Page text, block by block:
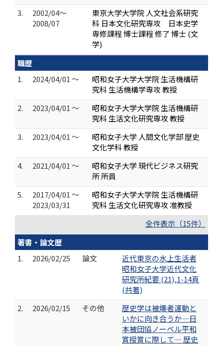
3.
2002/04～
2008/07
東京大学大学院 人文社会系研究
科 日本文化研究専攻 日本史学
専修課程 博士課程 修了 博士 (文
学)
職歴
1.
2024/04/01 ～
昭和女子大学大学院 生活機構研
究科 生活機構学専攻 教授
2.
2023/04/01 ～
昭和女子大学大学院 生活機構研
究科 生活文化研究専攻 教授
3.
2023/04/01 ～
昭和女子大学 人間文化学部 歴史
文化学科 教授
4.
2021/04/01 ～
昭和女子大学 現代ビジネス研究
所 所員
5.
2017/04/01 ～
2023/03/31
昭和女子大学大学院 生活機構研
究科 生活文化研究専攻 准教授
全件表示（15件）
著書・論文歴
1.
2026/02/25 論文
近代東京の水上生活者
昭和女子大学近代文化
研究所紀要 (21),1-14頁
(共著)
2.
2026/02/15 その他
歴史学は被爆者運動と
いかに向き合うか―日
本被団協ノーベル平和
賞授賞に際して― 歴史